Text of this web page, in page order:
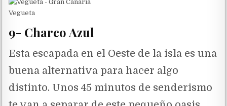
Vegueta
9- Charco Azul
Esta escapada en el Oeste de la isla es una
buena alternativa para hacer algo
distinto. Unos 45 minutos de senderismo